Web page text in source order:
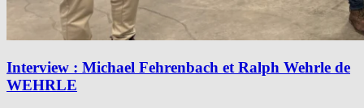
Interview : Michael Fehrenbach et Ralph Wehrle de
WEHRLE